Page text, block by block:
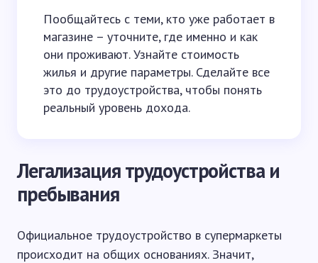
Пообщайтесь с теми, кто уже работает в
магазине – уточните, где именно и как
они проживают. Узнайте стоимость
жилья и другие параметры. Сделайте все
это до трудоустройства, чтобы понять
реальный уровень дохода.
Легализация трудоустройства и
пребывания
Официальное трудоустройство в супермаркеты
происходит на общих основаниях. Значит,